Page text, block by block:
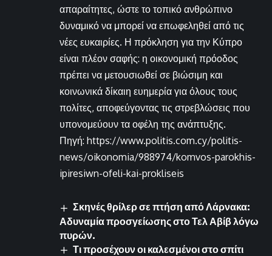
απαραίτητες, ώστε το τοπικό ανθρώπινο
δυναμικό να μπορεί να επωφεληθεί από τις
νέες ευκαιρίες. Η πρόκληση για την Κύπρο
είναι πλέον σαφής: η οικονομική πρόοδος
πρέπει να μετουσιωθεί σε βιώσιμη και
κοινωνικά δίκαιη ευημερία για όλους τους
πολίτες, αποφεύγοντας τις στρεβλώσεις που
υπονομεύουν τα οφέλη της ανάπτυξης.
Πηγή: https://www.politis.com.cy/politis-
news/oikonomia/988974/komvos-parokhis-
ipiresiwn-ofeli-kai-prokliseis
Σκηνές θρίλερ σε πτήση από Λάρνακα:
Αδυναμία προσγείωσης στο Τελ Αβίβ λόγω
πυρών.
Τι προσέχουν οι καλεσμένοι στο σπίτι